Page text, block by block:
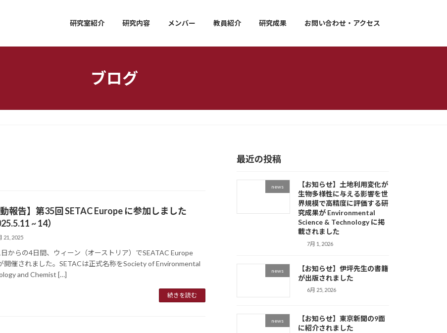
研究室紹介 研究内容 メンバー 教員紹介 研究成果 お問い合わせ・アクセス
ブログ
動報告】第35回 SETAC Europe に参加しました
~ 14）
21, 2025
からの4日間、ウィーン（オーストリア）でSEATAC Europe
開催されました。SETACは正式名称をSociety of Environmental
and Chemist […]
続きを読む
最近の投稿
news
【お知らせ】土地利用変化が
生物多様性に与える影響を世
界規模で高精度に評価する研
究成果が Environmental
Science & Technology に掲
載されました
7月 1, 2026
news
【お知らせ】伊坪先生の書籍
が出版されました
6月 25, 2026
news
【お知らせ】東京新聞の9面
に紹介されました